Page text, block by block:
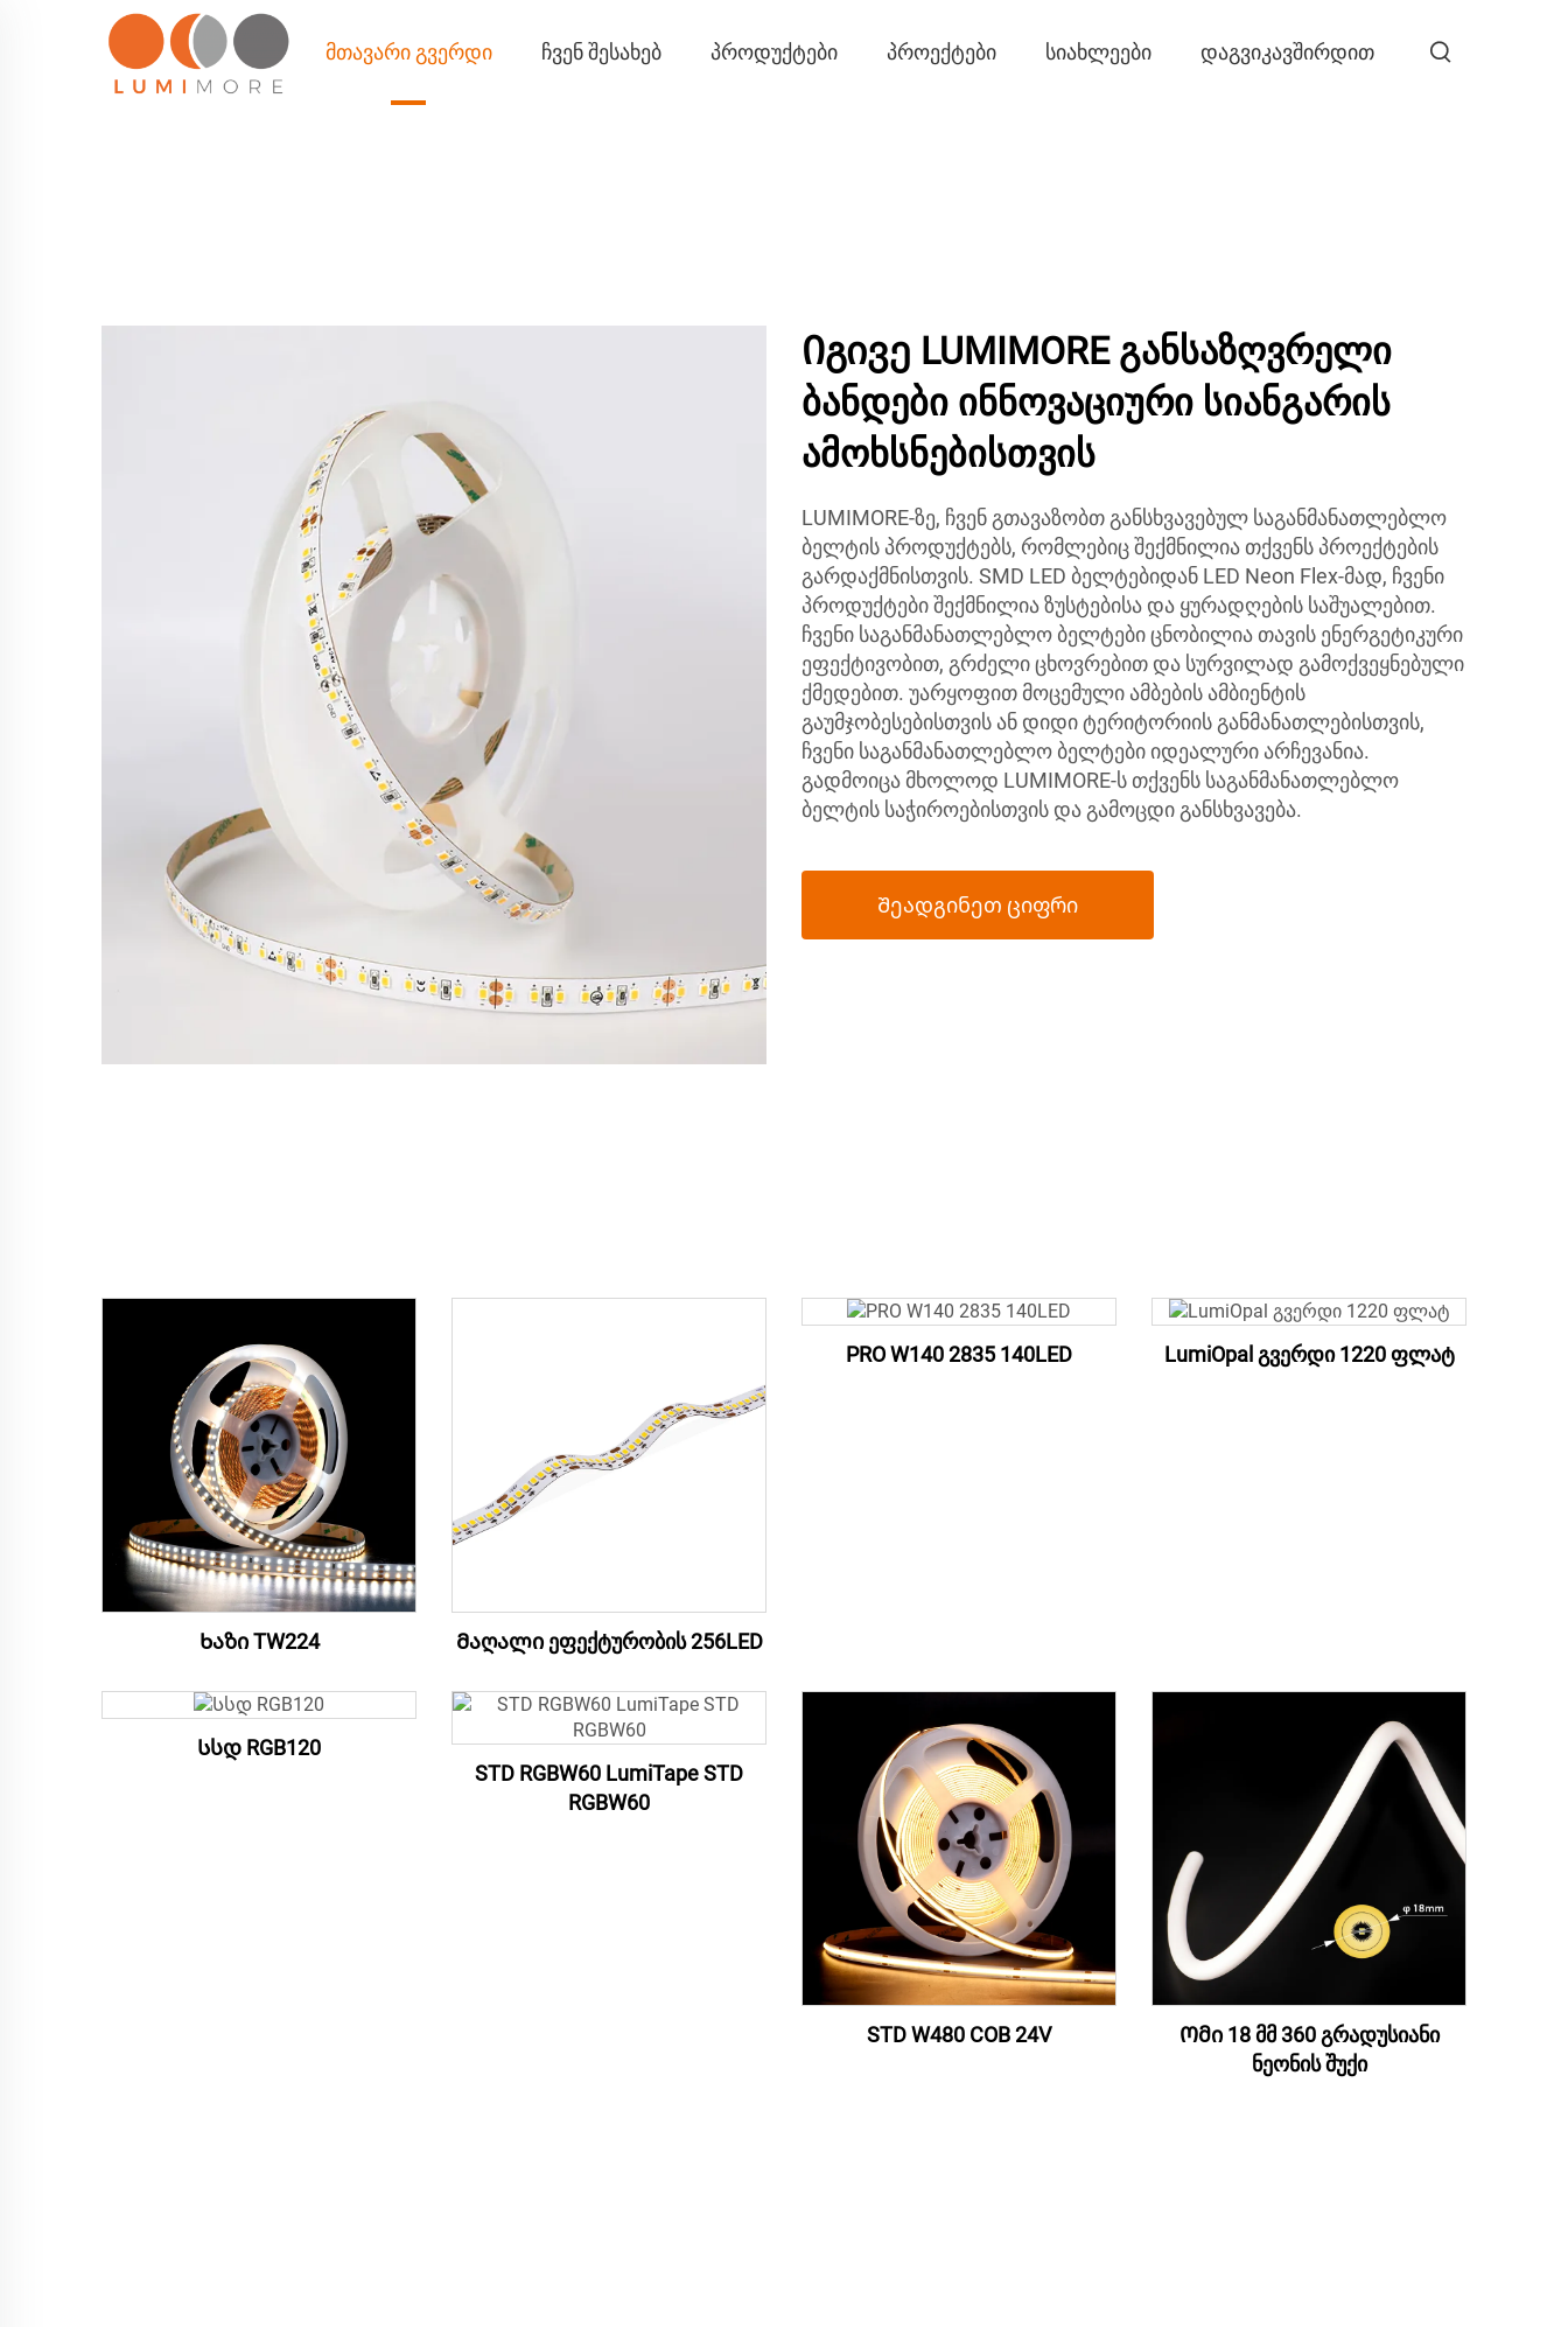
ᲛᲗᲐᲕᲐᲠᲘ ᲒᲕᲔᲠᲓᲘ ᲩᲕᲔᲜ ᲨᲔᲡᲐᲮᲔᲑ ᲞᲠᲝᲓᲣᲥᲢᲔᲑᲘ ᲞᲠᲝᲔᲥᲢᲔᲑᲘ ᲡᲘᲐᲮᲚᲔᲔᲑᲘ ᲓᲐᲒᲕᲘᲙᲐᲕᲨᲘᲠᲓᲘᲗ
Იგივე LUMIMORE განსაზღვრელი
ბანდები ინნოვაციური სიანგარის
ამოხსნებისთვის
LUMIMORE-ზე, ჩვენ გთავაზობთ განსხვავებულ საგანმანათლებლო
ბელტის პროდუქტებს, რომლებიც შექმნილია თქვენს პროექტების
გარდაქმნისთვის. SMD LED ბელტებიდან LED Neon Flex-მად, ჩვენი
პროდუქტები შექმნილია ზუსტებისა და ყურადღების საშუალებით.
ჩვენი საგანმანათლებლო ბელტები ცნობილია თავის ენერგეტიკური
ეფექტივობით, გრძელი ცხოვრებით და სურვილად გამოქვეყნებული
ქმედებით. უარყოფით მოცემული ამბების ამბიენტის
გაუმჯობესებისთვის ან დიდი ტერიტორიის განმანათლებისთვის,
ჩვენი საგანმანათლებლო ბელტები იდეალური არჩევანია.
გადმოიცა მხოლოდ LUMIMORE-ს თქვენს საგანმანათლებლო
ბელტის საჭიროებისთვის და გამოცდი განსხვავება.
Შეადგინეთ ციფრი
Ხაზი TW224 Მაღალი ეფექტურობის 256LED
PRO W140 2835 140LED LumiOpal გვერდი 1220 ფლატ
Სსდ RGB120
STD RGBW60 LumiTape STD
RGBW60
STD W480 COB 24V
Ომი 18 მმ 360 გრადუსიანი
ნეონის შუქი